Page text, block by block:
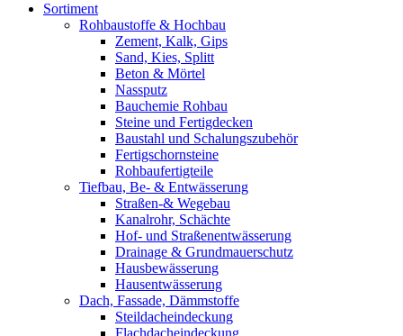
Sortiment
Rohbaustoffe & Hochbau
Zement, Kalk, Gips
Sand, Kies, Splitt
Beton & Mörtel
Nassputz
Bauchemie Rohbau
Steine und Fertigdecken
Baustahl und Schalungszubehör
Fertigschornsteine
Rohbaufertigteile
Tiefbau, Be- & Entwässerung
Straßen-& Wegebau
Kanalrohr, Schächte
Hof- und Straßenentwässerung
Drainage & Grundmauerschutz
Hausbewässerung
Hausentwässerung
Dach, Fassade, Dämmstoffe
Steildacheindeckung
Flachdacheindeckung